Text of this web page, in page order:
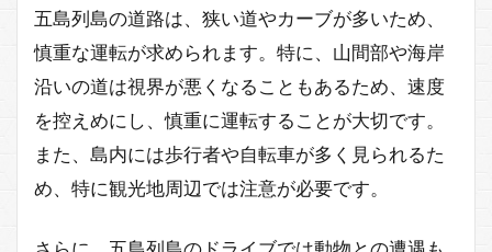
五島列島の道路は、狭い道やカーブが多いため、
慎重な運転が求められます。特に、山間部や海岸
沿いの道は視界が悪くなることもあるため、速度
を控えめにし、慎重に運転することが大切です。
また、島内には歩行者や自転車が多く見られるた
め、特に観光地周辺では注意が必要です。